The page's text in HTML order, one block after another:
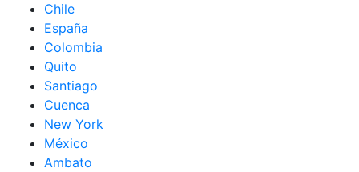
Chile
España
Colombia
Quito
Santiago
Cuenca
New York
México
Ambato